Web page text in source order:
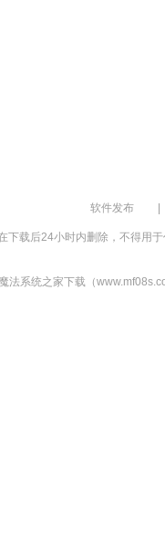
软件发布
下载后24小时内删除，不得用
法系统之家下载（